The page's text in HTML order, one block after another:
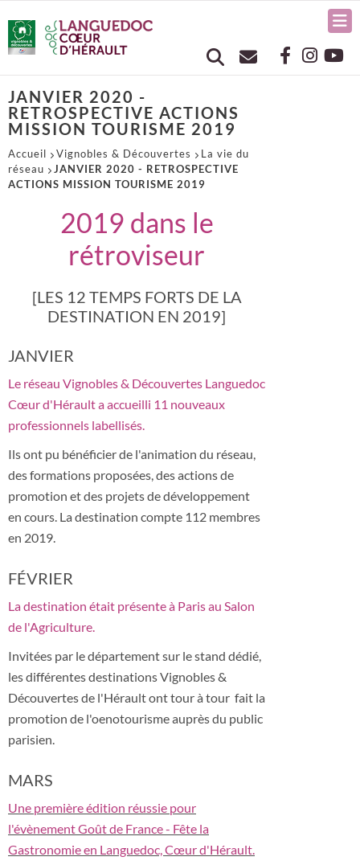
JANVIER 2020 -
RETROSPECTIVE ACTIONS
MISSION TOURISME 2019
Accueil Vignobles & Découvertes
La vie du
réseau
JANVIER 2020 - RETROSPECTIVE
ACTIONS MISSION TOURISME 2019
2019 dans le
rétroviseur
[LES 12 TEMPS FORTS DE LA
DESTINATION EN 2019]
JANVIER
Le réseau Vignobles & Découvertes Languedoc
Cœur d'Hérault a accueilli 11 nouveaux
professionnels labellisés.
Ils ont pu bénéficier de l'animation du réseau,
des formations proposées, des actions de
promotion et des projets de développement
en cours. La destination compte 112 membres
en 2019.
FÉVRIER
La destination était présente à Paris au Salon
de l'Agriculture.
Invitées par le département sur le stand dédié,
les différentes destinations Vignobles &
Découvertes de l'Hérault ont tour à tour fait la
promotion de l'oenotourisme auprès du public
parisien.
MARS
Une première édition réussie pour
l'évènement Goût de France - Fête la
Gastronomie en Languedoc, Cœur d'Hérault.